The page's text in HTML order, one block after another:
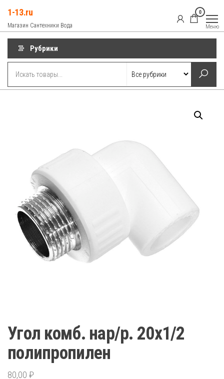
содержимому
1-13.ru
Магазин Сантехники Вода
0
Меню
Рубрики
Угол комб. нар/р. 20х1/2
полипропилен
80,00 ₽